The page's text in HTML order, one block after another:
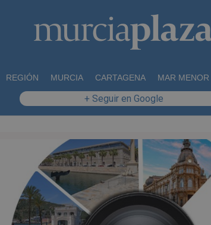
REGIÓN MURCIA CARTAGENA MAR MENOR
+ Seguir en Google